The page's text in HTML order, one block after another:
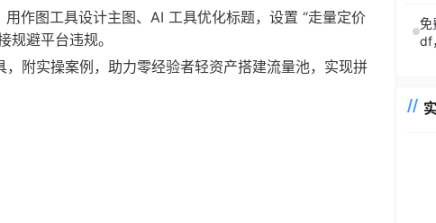
作图工具设计主图、AI 工具优化标题，设置 “走量定价
避平台违规。
附实操案例，助力零经验者轻资产搭建流量池，实现拼
免
df